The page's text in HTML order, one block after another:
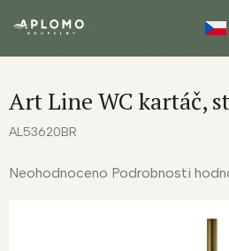
Art Line WC kartáč,
AL53620BR
Průměrné
Neohodnoceno Podrobnosti